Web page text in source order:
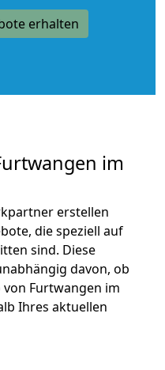
erhalten
im
erstellen
die speziell auf
sind. Diese
davon, ob
Furtwangen im
Ihres aktuellen